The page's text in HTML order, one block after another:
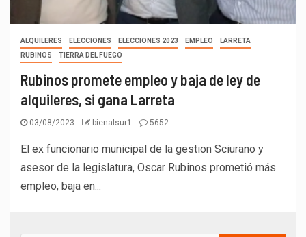
ALQUILERES ELECCIONES ELECCIONES 2023 EMPLEO
LARRETA
RUBINOS
TIERRA DEL FUEGO
Rubinos promete empleo y baja de ley de
alquileres, si gana Larreta
03/08/2023 bienalsur1 5652
El ex funcionario municipal de la gestion Sciurano y
asesor de la legislatura, Oscar Rubinos prometió más
empleo, baja en...